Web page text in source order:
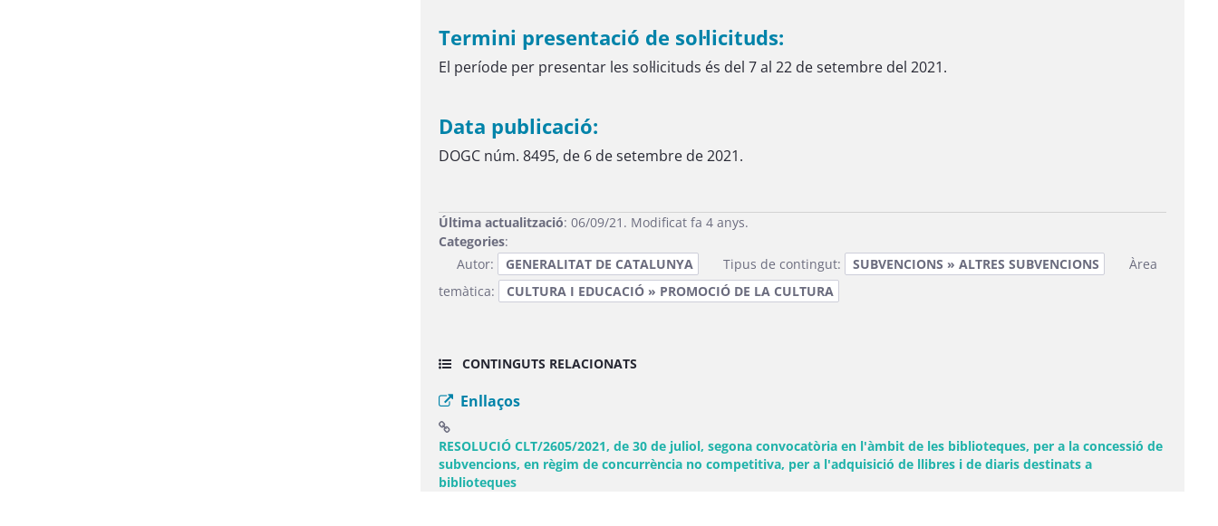
Termini presentació de sol·licituds:
El període per presentar les sol·licituds és del 7 al 22 de setembre del 2021.
Data publicació:
DOGC núm. 8495, de 6 de setembre de 2021.
Última actualització: 06/09/21. Modificat fa 4 anys.
Categories:
Autor:
GENERALITAT DE CATALUNYA Tipus de contingut: SUBVENCIONS » ALTRES SUBVENCIONS
Àrea
temàtica:
CULTURA I EDUCACIÓ » PROMOCIÓ DE LA CULTURA
CONTINGUTS RELACIONATS
Enllaços
RESOLUCIÓ CLT/2605/2021, de 30 de juliol, segona convocatòria en l'àmbit de les biblioteques, per a la concessió de
subvencions, en règim de concurrència no competitiva, per a l'adquisició de llibres i de diaris destinats a
biblioteques(Obre una finestra nova)